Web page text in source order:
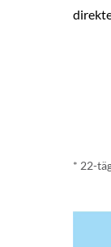
* 22-